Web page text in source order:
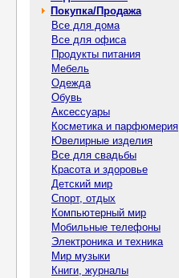
Покупка/Продажа
Все для дома
Все для офиса
Продукты питания
Мебель
Одежда
Обувь
Аксессуары
Косметика и парфюмерия
Ювелирные изделия
Все для свадьбы
Красота и здоровье
Детский мир
Спорт, отдых
Компьютерный мир
Мобильные телефоны
Электроника и техника
Мир музыки
Книги, журналы